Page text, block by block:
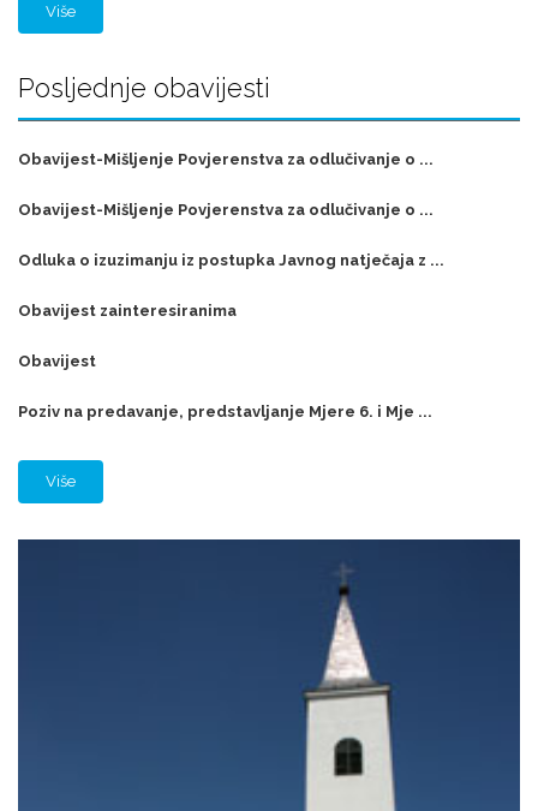
Više
Posljednje obavijesti
Obavijest-Mišljenje Povjerenstva za odlučivanje o ...
Obavijest-Mišljenje Povjerenstva za odlučivanje o ...
Odluka o izuzimanju iz postupka Javnog natječaja z ...
Obavijest zainteresiranima
Obavijest
Poziv na predavanje, predstavljanje Mjere 6. i Mje ...
Više